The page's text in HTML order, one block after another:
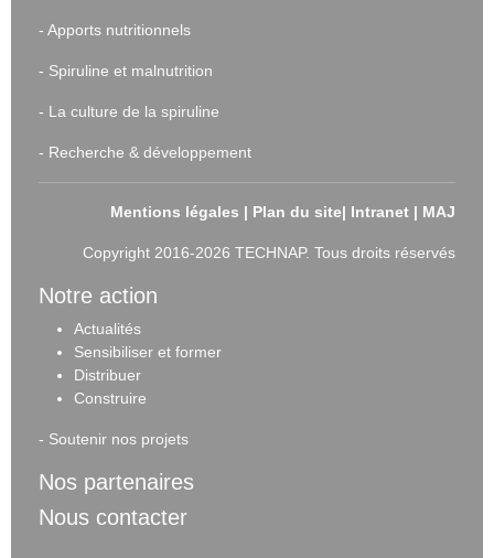
- Apports nutritionnels
- Spiruline et malnutrition
- La culture de la spiruline
- Recherche & développement
Mentions légales | Plan du site| Intranet | MAJ
Copyright 2016-2026 TECHNAP. Tous droits réservés
Notre action
Actualités
Sensibiliser et former
Distribuer
Construire
- Soutenir nos projets
Nos partenaires
Nous contacter